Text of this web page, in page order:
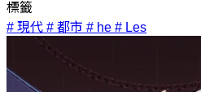
標籤
# 現代 # 都市 # he # Les